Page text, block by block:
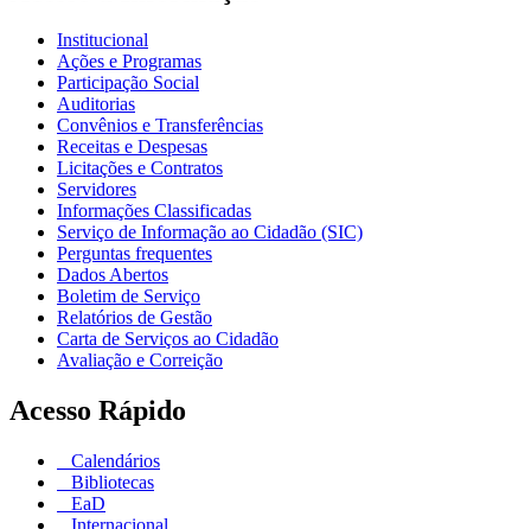
Institucional
Ações e Programas
Participação Social
Auditorias
Convênios e Transferências
Receitas e Despesas
Licitações e Contratos
Servidores
Informações Classificadas
Serviço de Informação ao Cidadão (SIC)
Perguntas frequentes
Dados Abertos
Boletim de Serviço
Relatórios de Gestão
Carta de Serviços ao Cidadão
Avaliação e Correição
Acesso Rápido
Calendários
Bibliotecas
EaD
Internacional